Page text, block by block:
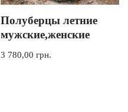
Полуберцы летние
мужские,женские
3 780,00грн.